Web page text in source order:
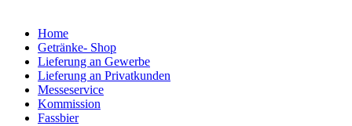
Home
Getränke- Shop
Lieferung an Gewerbe
Lieferung an Privatkunden
Messeservice
Kommission
Fassbier